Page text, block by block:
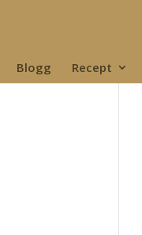
Blogg Recept